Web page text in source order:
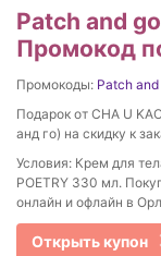
Patch and
Промокод
Промокоды: Patch
Подарок от CHA U
анд го) на скидку к
Условия: Крем для
POETRY 330 мл.
онлайн и офлайн в
Открыть купон